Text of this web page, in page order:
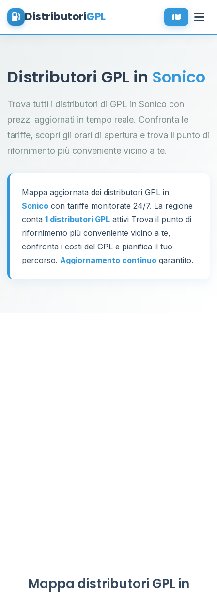
DistributoriGPL
Distributori GPL in Sonico
Trova tutti i distributori di GPL in Sonico con
prezzi aggiornati in tempo reale. Confronta le
tariffe, scopri gli orari di apertura e trova il punto di
rifornimento più conveniente vicino a te.
Mappa aggiornata dei distributori GPL in
Sonico con tariffe monitorate 24/7. La regione
conta 1 distributori GPL attivi Trova il punto di
rifornimento più conveniente vicino a te,
confronta i costi del GPL e pianifica il tuo
percorso. Aggiornamento continuo garantito.
Mappa distributori GPL in